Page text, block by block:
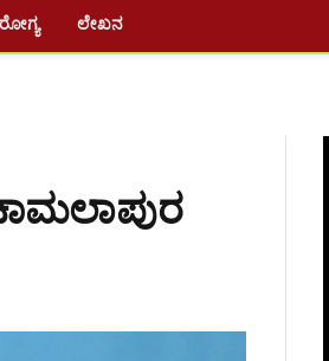
ಲೇಖನ